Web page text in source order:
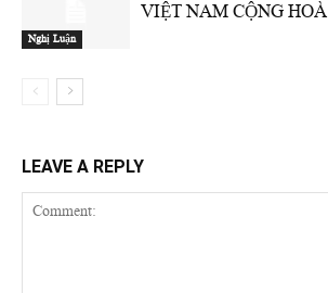
Nghị Luận
VIỆT NAM CỘNG HOÀ
LEAVE A REPLY